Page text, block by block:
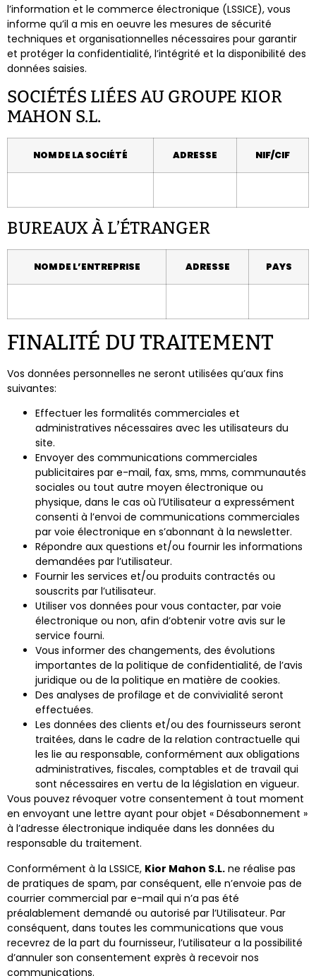
l’information et le commerce électronique (LSSICE), vous
informe qu’il a mis en oeuvre les mesures de sécurité
techniques et organisationnelles nécessaires pour garantir
et protéger la confidentialité, l’intégrité et la disponibilité des
données saisies.
SOCIÉTÉS LIÉES AU GROUPE KIOR
MAHON S.L.​​
NOM DE LA SOCIÉTÉ ADRESSE NIF/CIF
BUREAUX À L’ÉTRANGER
NOM DE L’ENTREPRISE ADRESSE PAYS
FINALITÉ DU TRAITEMENT
Vos données personnelles ne seront utilisées qu’aux fins
suivantes:
Effectuer les formalités commerciales et
administratives nécessaires avec les utilisateurs du
site.
Envoyer des communications commerciales
publicitaires par e-mail, fax, sms, mms, communautés
sociales ou tout autre moyen électronique ou
physique, dans le cas où l’Utilisateur a expressément
consenti à l’envoi de communications commerciales
par voie électronique en s’abonnant à la newsletter.
Répondre aux questions et/ou fournir les informations
demandées par l’utilisateur.
Fournir les services et/ou produits contractés ou
souscrits par l’utilisateur.
Utiliser vos données pour vous contacter, par voie
électronique ou non, afin d’obtenir votre avis sur le
service fourni.
Vous informer des changements, des évolutions
importantes de la politique de confidentialité, de l’avis
juridique ou de la politique en matière de cookies.
Des analyses de profilage et de convivialité seront
effectuées.
Les données des clients et/ou des fournisseurs seront
traitées, dans le cadre de la relation contractuelle qui
les lie au responsable, conformément aux obligations
administratives, fiscales, comptables et de travail qui
sont nécessaires en vertu de la législation en vigueur.
Vous pouvez révoquer votre consentement à tout moment
en envoyant une lettre ayant pour objet « Désabonnement »
à l’adresse électronique indiquée dans les données du
responsable du traitement.
Conformément à la LSSICE, Kior Mahon S.L.​​ ne réalise pas
de pratiques de spam, par conséquent, elle n’envoie pas de
courrier commercial par e-mail qui n’a pas été
préalablement demandé ou autorisé par l’Utilisateur. Par
conséquent, dans toutes les communications que vous
recevrez de la part du fournisseur, l’utilisateur a la possibilité
d’annuler son consentement exprès à recevoir nos
communications.